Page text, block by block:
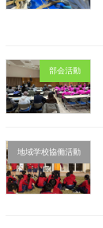
部会活動
地域学校協働活動